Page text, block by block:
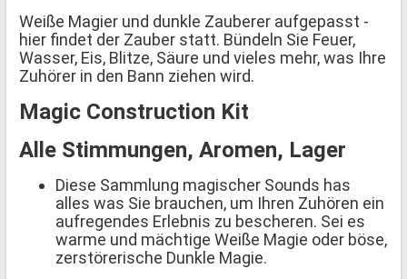
Weiße Magier und dunkle Zauberer aufgepasst -
hier findet der Zauber statt. Bündeln Sie Feuer,
Wasser, Eis, Blitze, Säure und vieles mehr, was Ihre
Zuhörer in den Bann ziehen wird.
Magic Construction Kit
Alle Stimmungen, Aromen, Lager
Diese Sammlung magischer Sounds has
alles was Sie brauchen, um Ihren Zuhören ein
aufregendes Erlebnis zu bescheren. Sei es
warme und mächtige Weiße Magie oder böse,
zerstörerische Dunkle Magie.